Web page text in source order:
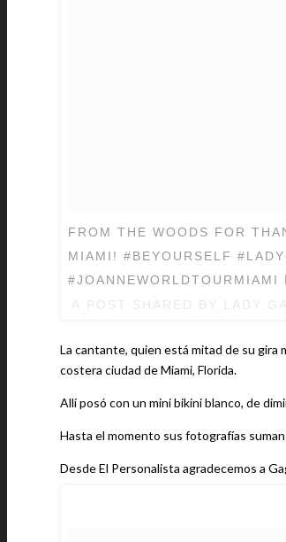
FROM THE WOODS FOR
MIAMI! #BEYOURSELF
La cantante, quien está mitad de su gira
costera ciudad de Miami, Florida.
Allí posó con un mini bikini blanco, de
Hasta el momento sus fotografías
Desde El Personalista agradecemos a